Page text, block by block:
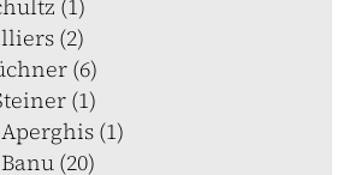
(1)
(2)
(6)
(1)
(1)
(20)